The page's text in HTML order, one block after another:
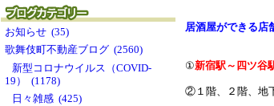
居酒屋ができる店
①新宿駅～四ツ谷
②１階、２階、地
お知らせ (35)
歌舞伎町不動産ブログ (2560)
新型コロナウイルス（COVID-
19） (1178)
日々雑感 (425)